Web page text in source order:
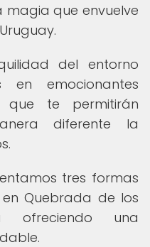
que envuelve
del entorno
en emocionantes
que te permitirán
diferente la
tres formas
Quebrada de los
ofreciendo una